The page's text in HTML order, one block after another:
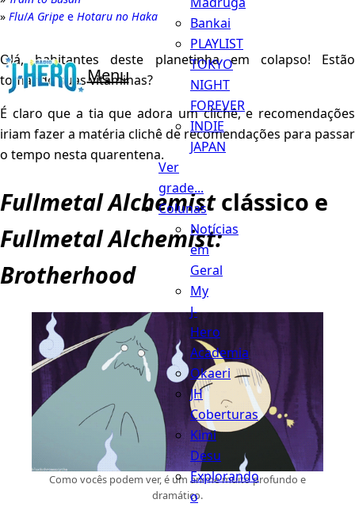
Menu
Bankai
PLAYLIST
TOKYO
NIGHT
FOREVER
INDIE
JAPAN
Ver
grade...
Colunas
Notícias
em
Geral
My
J-
Hero
Academia
Okaeri
JH
Coberturas
Kimi
Desu
Explorando
o
Flu/A Gripe e Hotaru no Haka
Olá, habitantes deste planetinha em colapso! Estão
tomando suas vitaminas?
É claro que a tia que adora um clichê, e recomendações
iriam fazer a matéria clichê de recomendações para passar
o tempo nesta quarentena.
Fullmetal Alchemistclássico e
Fullmetal Alchemist:
Brotherhood
Como vocês podem ver, é um anime muito profundo e
dramático.